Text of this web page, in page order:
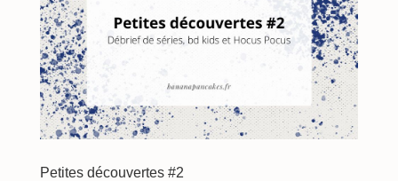
Petites découvertes #2